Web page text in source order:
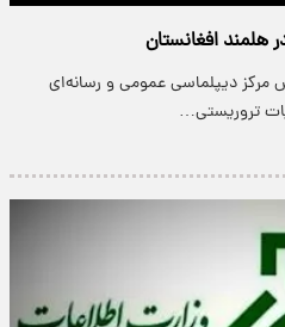
هلمند‌ افغانستان
مرکز دیپلماسی عمومی و رسانه‌ای
تروریستی…